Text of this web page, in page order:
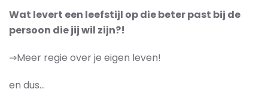
Wat levert een leefstijl op die beter past bij de
persoon die jij wil zijn?!
⇒Meer regie over je eigen leven!
en dus...